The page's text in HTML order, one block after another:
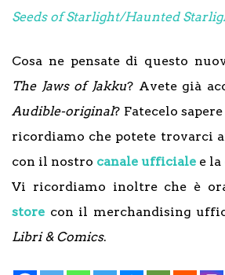
Seeds of Starlight/Haunted
Cosa ne pensate di questo
The Jaws of Jakku? Avete già
Audible-original? Fatecelo
ricordiamo che potete trovarci
con il nostro canale ufficiale e la
Vi ricordiamo inoltre che è
store con il merchandising
Libri & Comics.